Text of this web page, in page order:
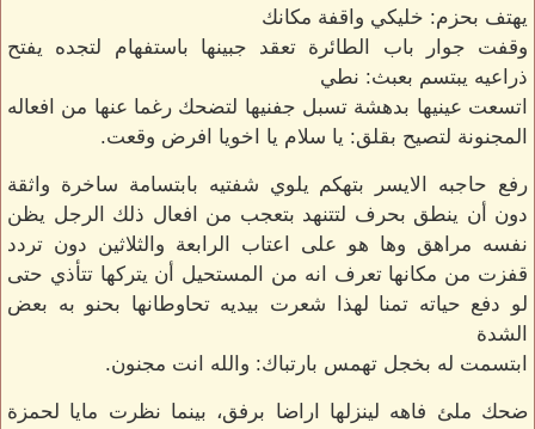
يهتف بحزم: خليكي واقفة مكانك
وقفت جوار باب الطائرة تعقد جبينها باستفهام لتجده يفتح
ذراعيه يبتسم بعبث: نطي
اتسعت عينيها بدهشة تسبل جفنيها لتضحك رغما عنها من افعاله
المجنونة لتصيح بقلق: يا سلام يا اخويا افرض وقعت.
رفع حاجبه الايسر بتهكم يلوي شفتيه بابتسامة ساخرة واثقة
دون أن ينطق بحرف لتتنهد بتعجب من افعال ذلك الرجل يظن
نفسه مراهق وها هو على اعتاب الرابعة والثلاثين دون تردد
قفزت من مكانها تعرف انه من المستحيل أن يتركها تتأذي حتى
لو دفع حياته تمنا لهذا شعرت بيديه تحاوطانها بحنو به بعض
الشدة
ابتسمت له بخجل تهمس بارتباك: والله انت مجنون.
ضحك ملئ فاهه لينزلها اراضا برفق، بينما نظرت مايا لحمزة